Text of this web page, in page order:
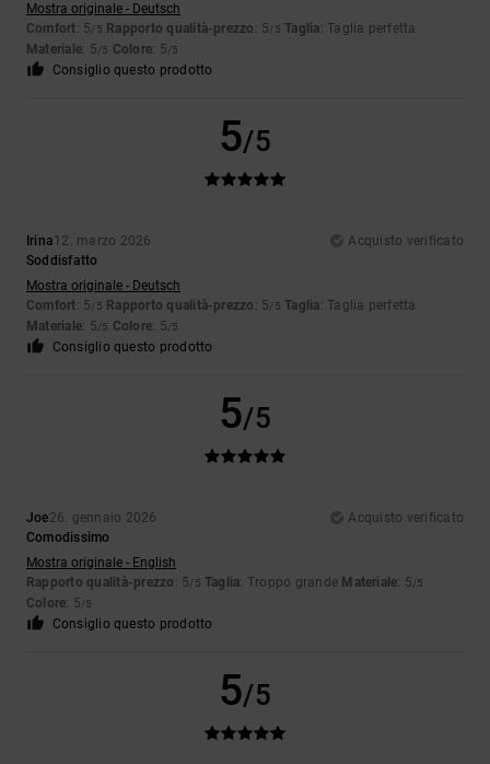
Mostra originale - Deutsch
Comfort: 5/5 Rapporto qualità-prezzo : 5/5 Taglia: Taglia perfetta
Materiale: 5/5 Colore: 5/5
Consiglio questo prodotto
5/5
Irina12. marzo 2026
Acquisto verificato
Soddisfatto
Mostra originale - Deutsch
Comfort: 5/5 Rapporto qualità-prezzo : 5/5 Taglia: Taglia perfetta
Materiale: 5/5 Colore: 5/5
Consiglio questo prodotto
5/5
Joe26. gennaio 2026
Acquisto verificato
Comodissimo
Mostra originale - English
Rapporto qualità-prezzo : 5/5 Taglia: Troppo grande Materiale: 5/5
Colore: 5/5
Consiglio questo prodotto
5/5